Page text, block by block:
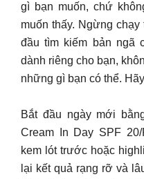
gì bạn muốn, chứ
muốn thấy. Ngừng
đầu tìm kiếm bản ngã
dành riêng cho bạn,
những gì bạn có thể.
Bắt đầu ngày mới
Cream In Day SPF
kem lót trước hoặc
lại kết quả rạng rỡ và